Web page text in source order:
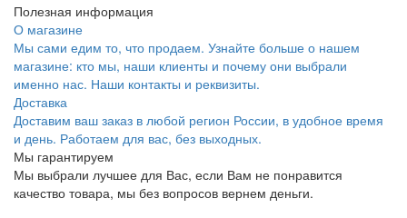
Полезная информация
О магазине
Мы сами едим то, что продаем. Узнайте больше о нашем
магазине: кто мы, наши клиенты и почему они выбрали
именно нас. Наши контакты и реквизиты.
Доставка
Доставим ваш заказ в любой регион России, в удобное время
и день. Работаем для вас, без выходных.
Мы гарантируем
Мы выбрали лучшее для Вас, если Вам не понравится
качество товара, мы без вопросов вернем деньги.